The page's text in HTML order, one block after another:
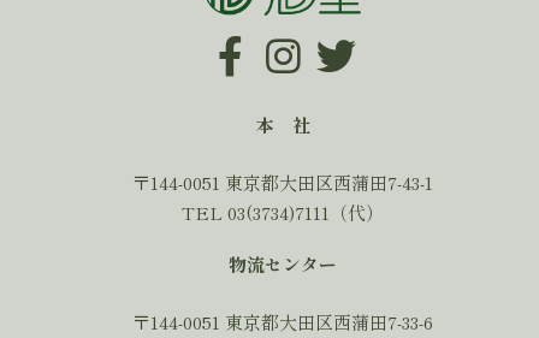
本 社
〒144-0051 東京都大田区西蒲田7-43-1
TEL 03(3734)7111（代）
物流センター
〒144-0051 東京都大田区西蒲田7-33-6